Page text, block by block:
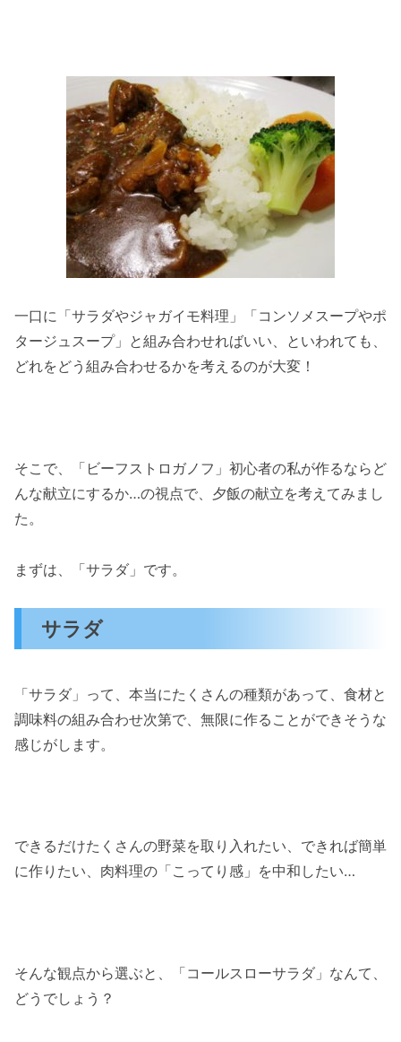
一口に「サラダやジャガイモ料理」「コンソメスープやポ
タージュスープ」と組み合わせればいい、といわれても、
どれをどう組み合わせるかを考えるのが大変！
そこで、「ビーフストロガノフ」初心者の私が作るならど
んな献立にするか…の視点で、夕飯の献立を考えてみまし
た。
まずは、「サラダ」です。
サラダ
「サラダ」って、本当にたくさんの種類があって、食材と
調味料の組み合わせ次第で、無限に作ることができそうな
感じがします。
できるだけたくさんの野菜を取り入れたい、できれば簡単
に作りたい、肉料理の「こってり感」を中和したい…
そんな観点から選ぶと、「コールスローサラダ」なんて、
どうでしょう？